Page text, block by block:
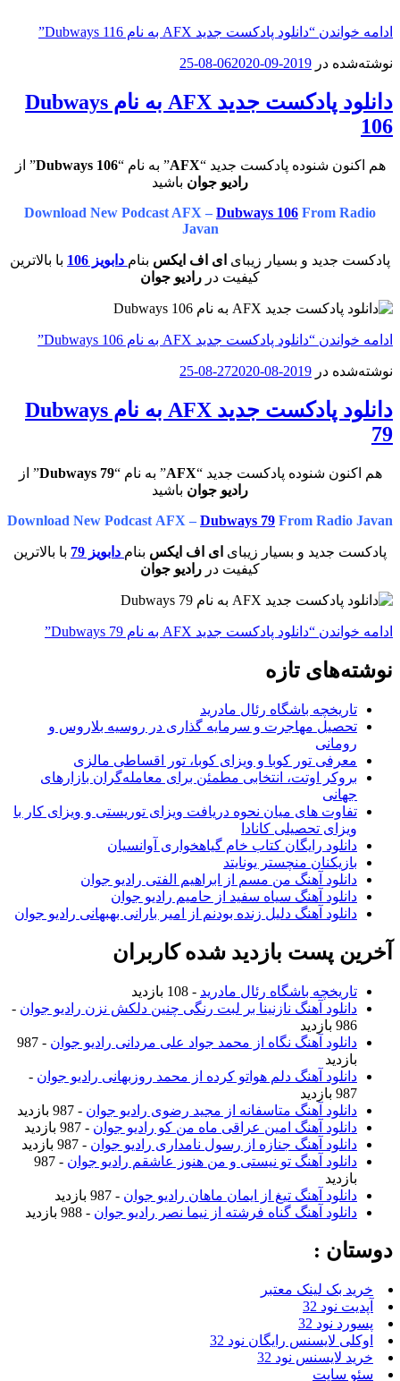
ادامه خواندن “دانلود پادکست جدید AFX به نام Dubways 116”
نوشته‌شده در 2019-09-06
2020-08-25
دانلود پادکست جدید AFX به نام Dubways
106
هم اکنون شنوده پادکست جدید “AFX” به نام “Dubways 106” از
رادیو جوان باشید
Download New Podcast AFX – Dubways 106 From Radio
Javan
پادکست جدید و بسیار زیبای ای اف ایکس بنام دابویز 106
با بالاترین
کیفیت در رادیو جوان
ادامه خواندن “دانلود پادکست جدید AFX به نام Dubways 106”
نوشته‌شده در 2019-08-27
2020-08-25
دانلود پادکست جدید AFX به نام Dubways
79
هم اکنون شنوده پادکست جدید “AFX” به نام “Dubways 79” از
رادیو جوان باشید
Download New Podcast AFX – Dubways 79 From Radio Javan
پادکست جدید و بسیار زیبای ای اف ایکس بنام دابویز 79
با بالاترین
کیفیت در رادیو جوان
ادامه خواندن “دانلود پادکست جدید AFX به نام Dubways 79”
نوشته‌های تازه
تاریخچه باشگاه رئال مادرید
تحصیل مهاجرت و سرمایه گذاری در روسیه بلاروس و
رومانی
معرفی تور کوبا و ویزای کوبا، تور اقساطی مالزی
بروکر اوتت، انتخابی مطمئن برای معامله‌گران بازارهای
جهانی
تفاوت های میان نحوه دریافت ویزای توریستی و ویزای کار با
ویزای تحصیلی کانادا
دانلود رایگان کتاب خام گیاهخواری آوانسیان
بازیکنان منچستر یونایتد
دانلود آهنگ من مسم از ابراهیم الفتی رادیو جوان
دانلود آهنگ سیاه سفید از حامیم رادیو جوان
دانلود آهنگ دلیل زنده بودنم از امیر بارانی بهبهانی رادیو جوان
آخرین پست بازدید شده کاربران
تاریخچه باشگاه رئال مادرید - 108 بازدید
دانلود آهنگ نازنینا بر لبت رنگی چنین دلکش نزن رادیو جوان -
986 بازدید
دانلود آهنگ نگاه از محمد جواد علی مردانی رادیو جوان
- 987
بازدید
دانلود آهنگ دلم هواتو کرده از محمد روزبهانی رادیو جوان -
987 بازدید
دانلود آهنگ متاسفانه از مجید رضوی رادیو جوان - 987 بازدید
دانلود آهنگ امین عراقی ماه من کو رادیو جوان - 987 بازدید
دانلود آهنگ جنازه از رسول نامداری رادیو جوان - 987 بازدید
دانلود آهنگ تو نیستی و من هنوز عاشقم رادیو جوان
- 987
بازدید
دانلود آهنگ تیغ از ایمان ماهان رادیو جوان - 987 بازدید
دانلود آهنگ گناه فرشته از نیما نصر رادیو جوان - 988 بازدید
دوستان :
خرید بک لینک معتبر
آپدیت نود 32
پسورد نود 32
اوکلی لایسنس رایگان نود 32
خرید لایسنس نود 32
سئو سایت